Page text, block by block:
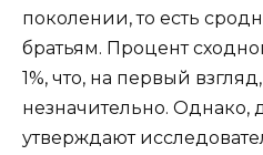
поколении, то есть
братьям. Процент
1%, что, на первый
незначительно. Однако,
утверждают